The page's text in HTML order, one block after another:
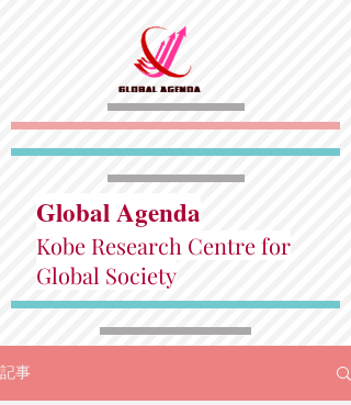
Global Agenda
Kobe Research Centre for
Global Society
記事